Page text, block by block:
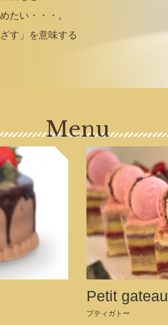
たい・・・。
す」を意味する
Menu
Petit gateau
プティガトー